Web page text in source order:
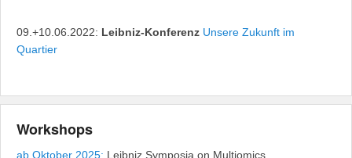
09.+10.06.2022: Leibniz-Konferenz Unsere Zukunft im
Quartier
Workshops
ab Oktober 2025: Leibniz Symposia on Multiomics